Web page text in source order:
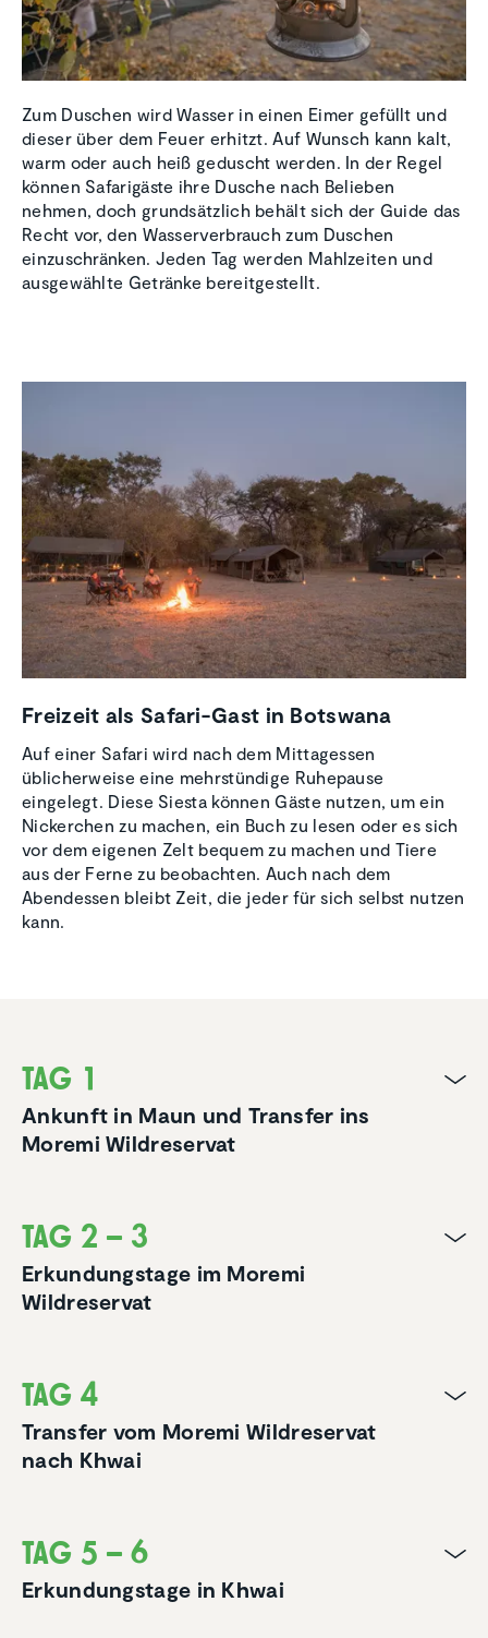
Zum Duschen wird Wasser in einen Eimer gefüllt und
dieser über dem Feuer erhitzt. Auf Wunsch kann kalt,
warm oder auch heiß geduscht werden. In der Regel
können Safarigäste ihre Dusche nach Belieben
nehmen, doch grundsätzlich behält sich der Guide das
Recht vor, den Wasserverbrauch zum Duschen
einzuschränken. Jeden Tag werden Mahlzeiten und
ausgewählte Getränke bereitgestellt.
Freizeit als Safari-Gast in Botswana
Auf einer Safari wird nach dem Mittagessen
üblicherweise eine mehrstündige Ruhepause
eingelegt. Diese Siesta können Gäste nutzen, um ein
Nickerchen zu machen, ein Buch zu lesen oder es sich
vor dem eigenen Zelt bequem zu machen und Tiere
aus der Ferne zu beobachten. Auch nach dem
Abendessen bleibt Zeit, die jeder für sich selbst nutzen
kann.
Tag 1
Ankunft in Maun und Transfer ins
Moremi Wildreservat
Tag 2 – 3
Erkundungstage im Moremi
Wildreservat
Tag 4
Transfer vom Moremi Wildreservat
nach Khwai
Tag 5 – 6
Erkundungstage in Khwai